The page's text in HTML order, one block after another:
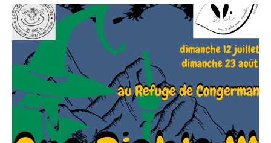
Elli la conteuse et l'équipe du refuge vous proposent une
repas contes ou un café gourmand contes. Balade
recommandée aux bons marcheurs